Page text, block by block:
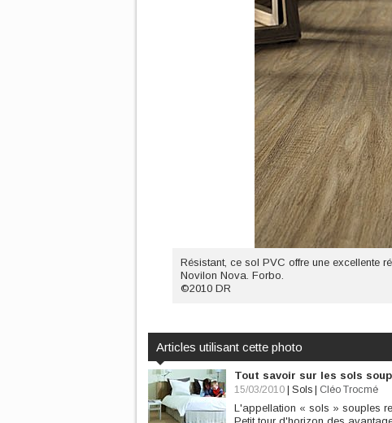
Résistant, ce sol PVC offre une excellente
Novilon Nova. Forbo.
©2010 DR
Articles utilisant cette photo
Tout savoir sur les sols
15/03/2010 Sols Cléo Trocmé
L'appellation « sols » souples